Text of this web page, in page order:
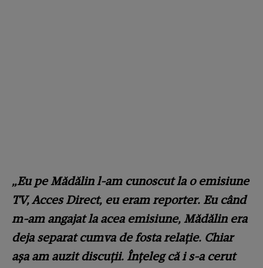
„Eu pe Mădălin l-am cunoscut la o emisiune
TV, Acces Direct, eu eram reporter. Eu când
m-am angajat la acea emisiune, Mădălin era
deja separat cumva de fosta relație. Chiar
așa am auzit discuții. Înțeleg că i s-a cerut